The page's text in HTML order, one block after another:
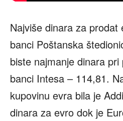
Najviše dinara za prodat
banci Poštanska
biste najmanje dinara
banci Intesa – 114,81.
kupovinu evra bila je
dinara za evro dok je